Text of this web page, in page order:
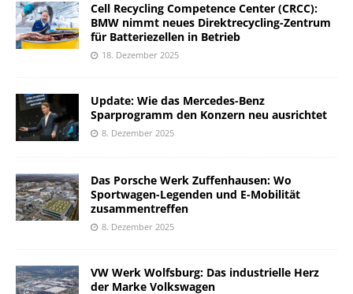
Cell Recycling Competence Center (CRCC):
BMW nimmt neues Direktrecycling-Zentrum
für Batteriezellen in Betrieb
18. Dezember 2025
Update: Wie das Mercedes-Benz
Sparprogramm den Konzern neu ausrichtet
8. Dezember 2025
Das Porsche Werk Zuffenhausen: Wo
Sportwagen-Legenden und E-Mobilität
zusammentreffen
8. Dezember 2025
VW Werk Wolfsburg: Das industrielle Herz
der Marke Volkswagen